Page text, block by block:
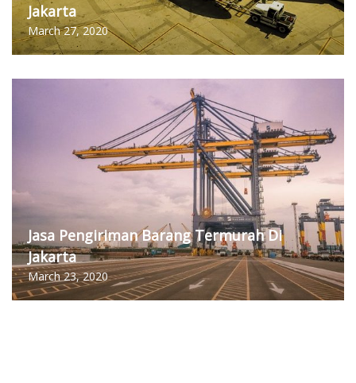
Jakarta
March 27, 2020
Jasa Pengiriman Barang Termurah Di
Jakarta
March 23, 2020